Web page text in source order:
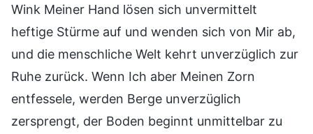
Wink Meiner Hand lösen sich unvermittelt
heftige Stürme auf und wenden sich von Mir ab,
und die menschliche Welt kehrt unverzüglich zur
Ruhe zurück. Wenn Ich aber Meinen Zorn
entfessele, werden Berge unverzüglich
zersprengt, der Boden beginnt unmittelbar zu